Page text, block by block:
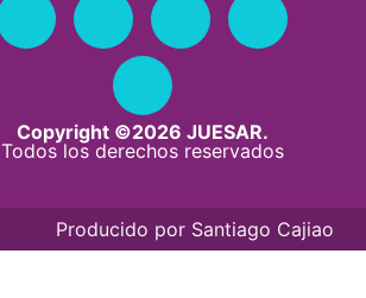
Copyright ©2026 JUESAR.
Todos los derechos reservados
Producido por Santiago Cajiao